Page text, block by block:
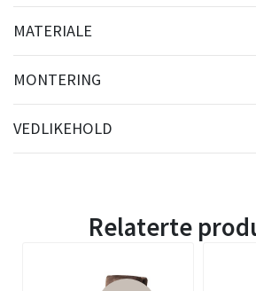
MATERIALE
MONTERING
VEDLIKEHOLD
Relaterte